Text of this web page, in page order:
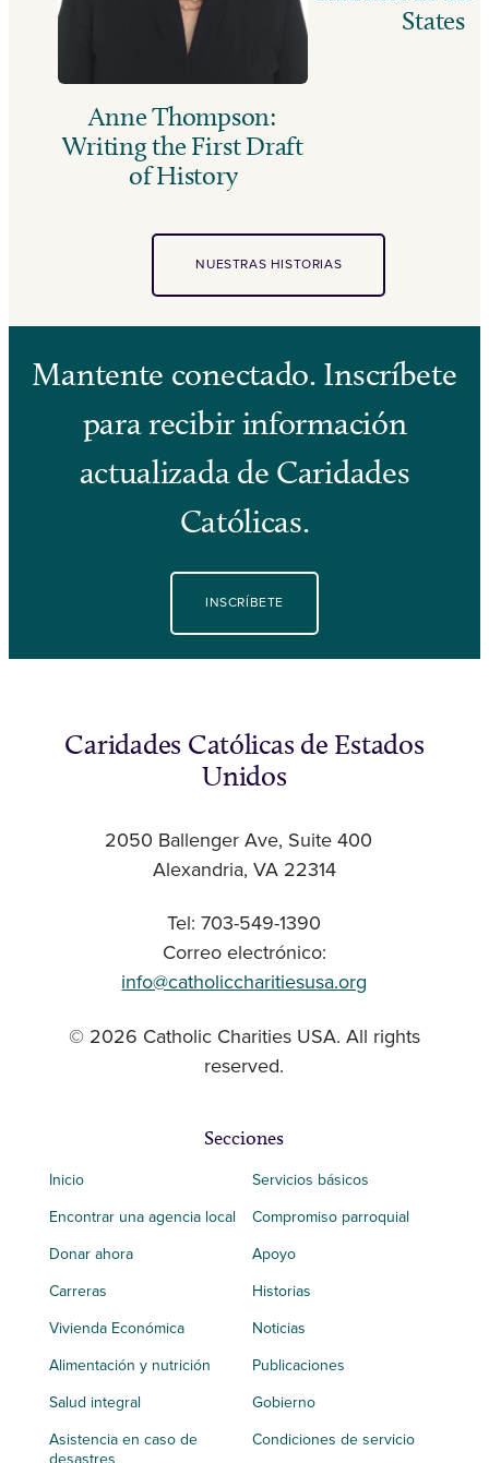
Anne Thompson:
Writing the First Draft
of History
States
NUESTRAS HISTORIAS
Mantente conectado. Inscríbete
para recibir información
actualizada de Caridades
Católicas.
INSCRÍBETE
Caridades Católicas de Estados
Unidos
2050 Ballenger Ave, Suite 400
Alexandria, VA 22314
Tel: 703-549-1390
Correo electrónico:
info@catholiccharitiesusa.org
© 2026 Catholic Charities USA. All rights
reserved.
Secciones
Inicio
Encontrar una agencia local
Donar ahora
Carreras
Vivienda Económica
Alimentación y nutrición
Salud integral
Asistencia en caso de
Servicios básicos
Compromiso parroquial
Apoyo
Historias
Noticias
Publicaciones
Gobierno
Condiciones de servicio